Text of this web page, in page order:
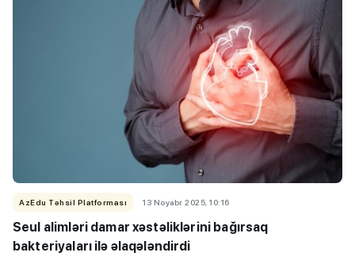
AzEdu Təhsil Platforması 13 Noyabr 2025, 10:16
Seul alimləri damar xəstəliklərini bağırsaq
bakteriyaları ilə əlaqələndirdi